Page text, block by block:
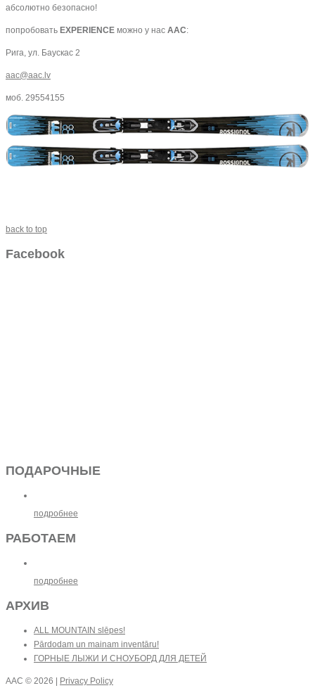
абсолютно безопасно!
попробовать EXPERIENCE можно у нас AAC:
Рига, ул. Баускас 2
aac@aac.lv
моб. 29554155
back to top
Facebook
ПОДАРОЧНЫЕ
подробнее
РАБОТАЕМ
подробнее
АРХИВ
ALL MOUNTAIN slēpes!
Pārdodam un mainam inventāru!
ГОРНЫЕ ЛЫЖИ И СНОУБОРД ДЛЯ ДЕТЕЙ
AAC © 2026 | Privacy Policy